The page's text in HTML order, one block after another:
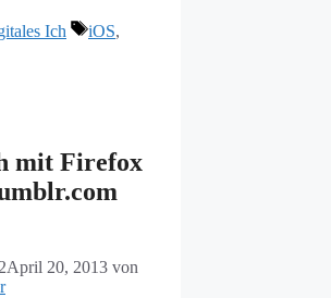
Ich Schlagwörter
iOS,
mit Firefox
April 20, 2013 von